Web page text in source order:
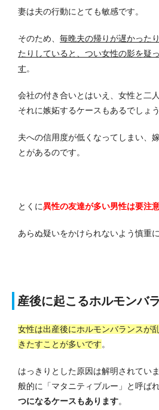
妻は夫の行動にとても敏感です。
そのため、 毎晩夫の帰りが遅かった
たりしていると、つい女性の影を疑
す。
会社の付き合いとはいえ、女性と二
それに嫉妬するケースもあるでしょう
夫への信用度が低くなってしまい、
とがあるのです。
とくに異性の友達が多い男性は要注
あらぬ疑いをかけられないよう慎重
産後に起こるホルモンバ
女性は出産後にホルモンバランスが
きたすことが多いです。
はっきりとした原因は解明されてい
般的に「マタニティブルー」と呼ばれ
つになるケースもあります。